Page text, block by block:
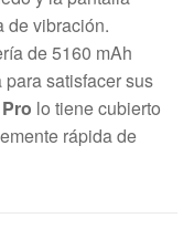
de vibración.
de 5160 mAh
satisfacer sus
lo tiene cubierto
rápida de